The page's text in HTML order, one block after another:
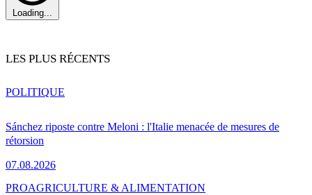
Loading...
LES PLUS RÉCENTS
Sánchez riposte contre Meloni : l'Italie menacée de mesures de
rétorsion
07.08.2026
POLITIQUE
PROAGRICULTURE & ALIMENTATION